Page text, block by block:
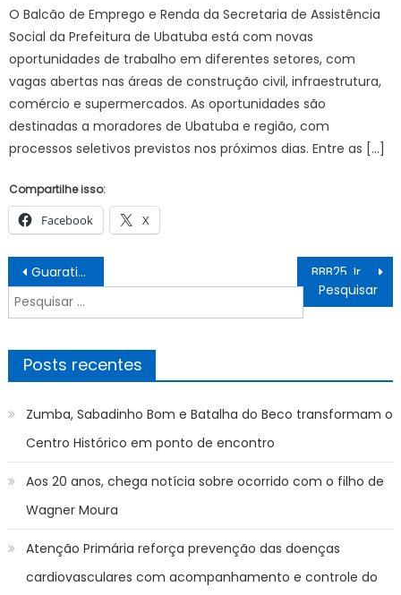
O Balcão de Emprego e Renda da Secretaria de Assistência
Social da Prefeitura de Ubatuba está com novas
oportunidades de trabalho em diferentes setores, com
vagas abertas nas áreas de construção civil, infraestrutura,
comércio e supermercados. As oportunidades são
destinadas a moradores de Ubatuba e região, com
processos seletivos previstos nos próximos dias. Entre as […]
Compartilhe isso:
Facebook X
Navegação
de
Post
Guaratinguetá realiza Festival Local do Programa de Treinamento de Atividades Motoras (MATP) – Prefeitura Estância Turística Guaratinguetá
BBB25, Irmão de Renata revela conversa com Maike após eliminação
Pesquisar
por:
Posts recentes
Zumba, Sabadinho Bom e Batalha do Beco transformam o
Centro Histórico em ponto de encontro
Aos 20 anos, chega notícia sobre ocorrido com o filho de
Wagner Moura
Atenção Primária reforça prevenção das doenças
cardiovasculares com acompanhamento e controle do